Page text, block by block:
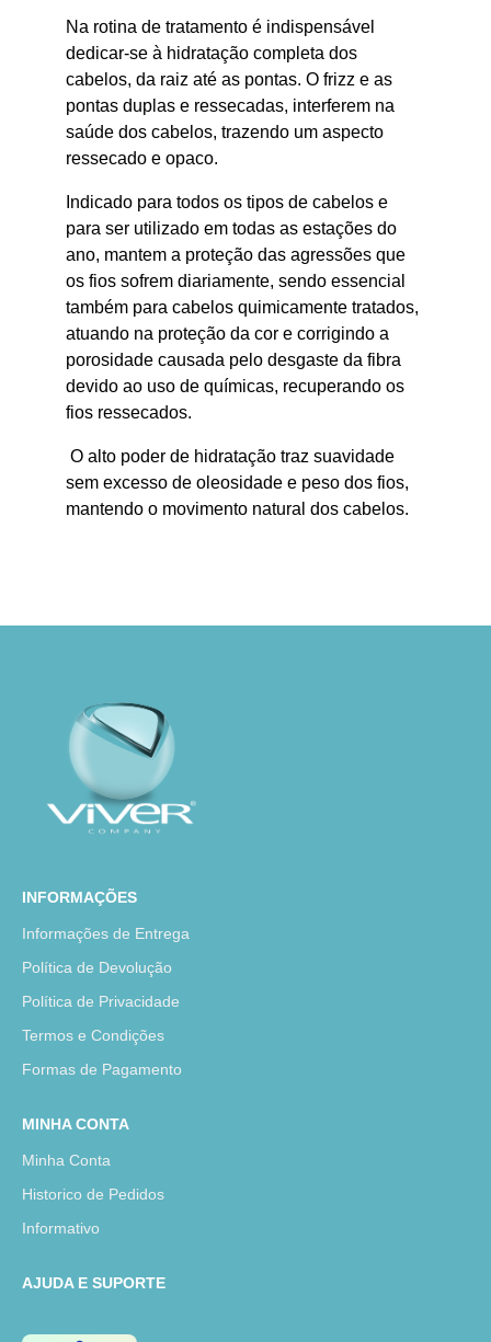
Na rotina de tratamento é indispensável
dedicar-se à hidratação completa dos
cabelos, da raiz até as pontas. O frizz e as
pontas duplas e ressecadas, interferem na
saúde dos cabelos, trazendo um aspecto
ressecado e opaco.
Indicado para todos os tipos de cabelos e
para ser utilizado em todas as estações do
ano, mantem a proteção das agressões que
os fios sofrem diariamente, sendo essencial
também para cabelos quimicamente tratados,
atuando na proteção da cor e corrigindo a
porosidade causada pelo desgaste da fibra
devido ao uso de químicas, recuperando os
fios ressecados.
O alto poder de hidratação traz suavidade
sem excesso de oleosidade e peso dos fios,
mantendo o movimento natural dos cabelos.
INFORMAÇÕES
Informações de Entrega
Política de Devolução
Política de Privacidade
Termos e Condições
Formas de Pagamento
MINHA CONTA
Minha Conta
Historico de Pedidos
Informativo
AJUDA E SUPORTE